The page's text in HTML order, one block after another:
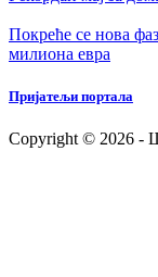
Покреће се нова
милиона евра
Пријатељи портала
Copyright © 2026 -